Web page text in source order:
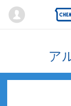
Mypage
ア